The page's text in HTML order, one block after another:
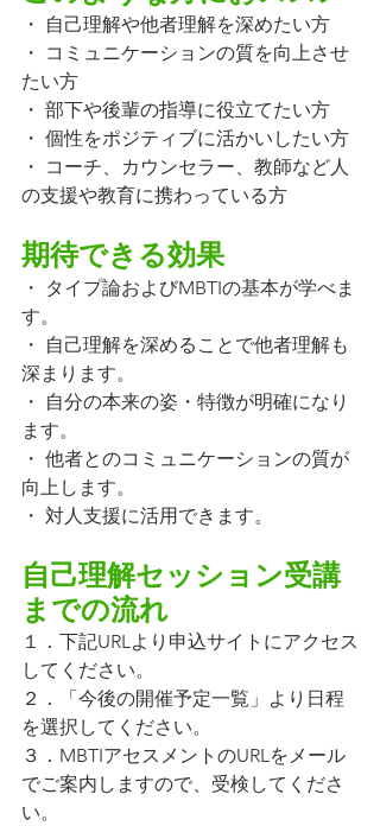
・ 自己理解や他者理解を深めたい方
・ コミュニケーションの質を向上させ
たい方
・ 部下や後輩の指導に役立てたい方
・ 個性をポジティブに活かいしたい方
・ コーチ、カウンセラー、教師など人
の支援や教育に携わっている方
期待できる効果
・ タイプ論およびMBTIの基本が学べま
す。
・ 自己理解を深めることで他者理解も
深まります。
・ 自分の本来の姿・特徴が明確になり
ます。
・ 他者とのコミュニケーションの質が
向上します。
・ 対人支援に活用できます。
自己理解セッション受講
までの流れ
１．下記URLより申込サイトにアクセス
してください。
２．「今後の開催予定一覧」より日程
を選択してください。
３．MBTIアセスメントのURLをメール
でご案内しますので、受検してくださ
い。